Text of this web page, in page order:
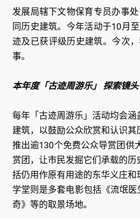
发展局辖下文物保育专员办事
同历史建筑。今年活动于10月
迹及已获评级历史建筑。今次
事。
本年度「古迹周游乐」 探索镜
每年「古迹周游乐」活动均会
建筑，以鼓励公众欣赏和认识
推出逾130个免费公众导赏团供
赏团，让市民发掘它们承载的
括仍用作原有用途的东华义庄
学堂则是多套电影包括《流氓
奇》等的取景场地。